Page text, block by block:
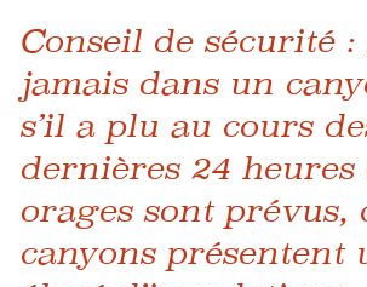
Conseil de sécurité :
jamais dans un
s’il a plu au cours
dernières 24 heures
orages sont prévus,
canyons présentent